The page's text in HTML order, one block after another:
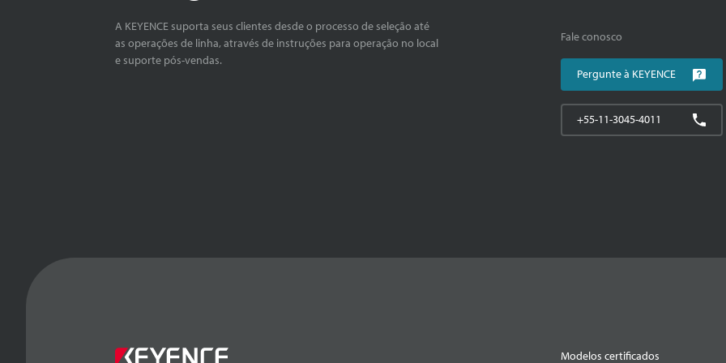
A KEYENCE suporta seus clientes desde o processo de seleção até
as operações de linha, através de instruções para operação no local
e suporte pós-vendas.
Fale conosco
Pergunte à KEYENCE
+55-11-3045-4011
Modelos certificados